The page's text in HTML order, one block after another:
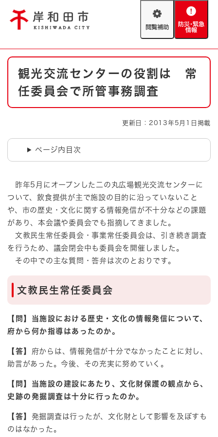
閲
助
防
緊
やさしい日本語
防災・緊急情報 救急・消防
ハザードマップ AED設置箇所
本
観光交流センターの役割は 常
任委員会で所管事務調査
更新日：2013年5月1日掲載
ページ内目次
昨年5月にオープンした二の丸広場観光交流センターに
ついて、飲食提供が主で施設の目的に沿っていないこと
や、市の歴史・文化に関する情報発信が不十分などの課題
があり、本会議や委員会でも指摘してきました。
文教民生常任委員会・事業常任委員会は、引き続き調査
を行うため、議会閉会中も委員会を開催しました。
その中での主な質問・答弁は次のとおりです。
文教民生常任委員会
【問】当施設における歴史・文化の情報発信について、
府から何か指導はあったのか。
【答】 府からは、情報発信が十分でなかったことに対し、
助言があった。今後、その充実に努めていく。
【問】当施設の建設にあたり、文化財保護の観点から、
史跡の発掘調査は十分に行ったのか。
【答】 発掘調査は行ったが、文化財として影響を及ぼすも
のはなかった。